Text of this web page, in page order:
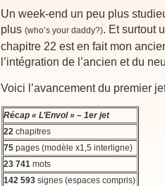
Un week-end un peu plus
plus(who’s your daddy?). Et surtout
chapitre 22 est en fait mon
l’intégration de l’ancien et du
Voici l’avancement du premier
Récap « L’Envol » – 1er jet
22chapitres
75 pages (modèle x1,5 interligne)
23 741mots
142 593signes (espaces compris)